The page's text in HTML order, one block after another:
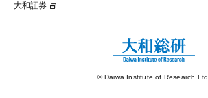
コラム
大和インデックス・統計情報
大和証券
© Daiwa Institute of Research Ltd.